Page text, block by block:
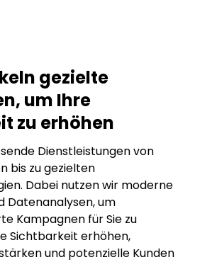
gezielte
um Ihre
zu erhöhen
Dienstleistungen von
bis zu gezielten
Dabei nutzen wir moderne
Datenanalysen, um
Kampagnen für Sie zu
Sichtbarkeit erhöhen,
und potenzielle Kunden